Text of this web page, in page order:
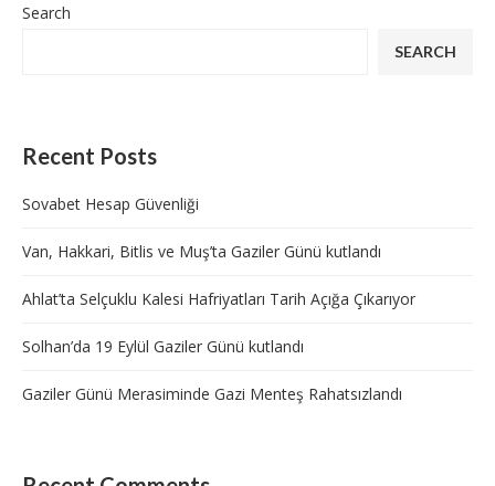
Search
SEARCH
Recent Posts
Sovabet Hesap Güvenliği
Van, Hakkari, Bitlis ve Muş’ta Gaziler Günü kutlandı
Ahlat’ta Selçuklu Kalesi Hafriyatları Tarih Açığa Çıkarıyor
Solhan’da 19 Eylül Gaziler Günü kutlandı
Gaziler Günü Merasiminde Gazi Menteş Rahatsızlandı